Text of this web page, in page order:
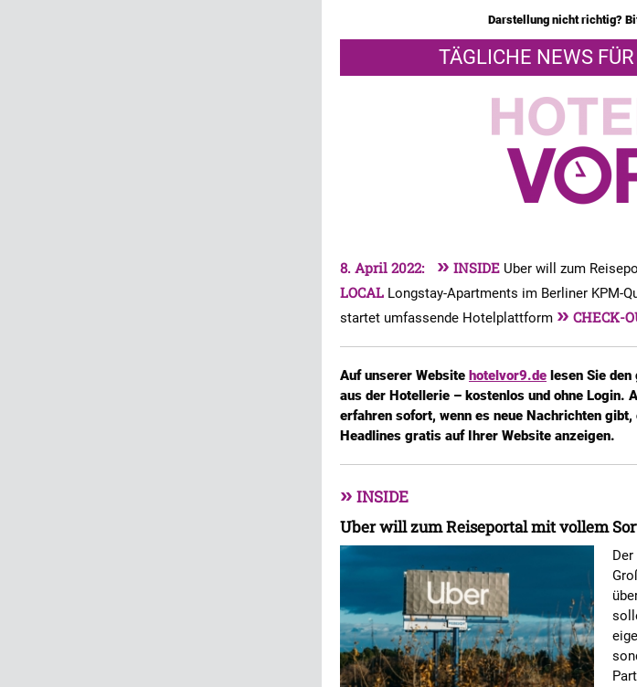
Darstellung nicht richtig?
TÄGLICHE NEWS
8. April 2022: » INSIDE Uber will zum
LOCAL Longstay-Apartments im Berliner KPM-
startet umfassende Hotelplattform » CHECK-
Auf unserer Website hotelvor9.de lesen Sie
aus der Hotellerie – kostenlos und ohne Login.
erfahren sofort, wenn es neue Nachrichten
Headlines gratis auf Ihrer Website anzeigen.
» INSIDE
Uber will zum Reiseportal mit vollem